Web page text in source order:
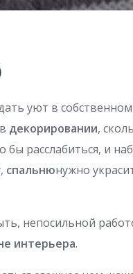
уют в собственном
декорировании,
расслабиться, и
спальнюнужно
непосильной
интерьера.